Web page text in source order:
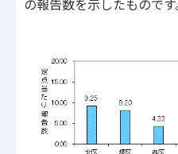
の報告数を示したものです